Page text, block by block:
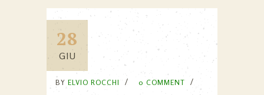
28
GIU
BY ELVIO ROCCHI 0 COMMENT